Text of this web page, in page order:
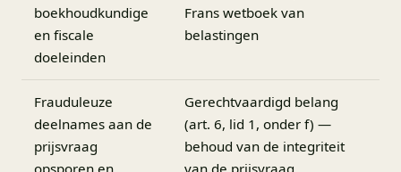
boekhoudkundige
en fiscale
doeleinden
Frans wetboek van
belastingen
Frauduleuze
deelnames aan de
prijsvraag
opsporen en
Gerechtvaardigd belang
(art. 6, lid 1, onder f) —
behoud van de integriteit
van de prijsvraag